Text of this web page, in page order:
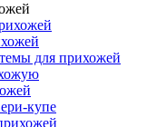
для прихожей
купе